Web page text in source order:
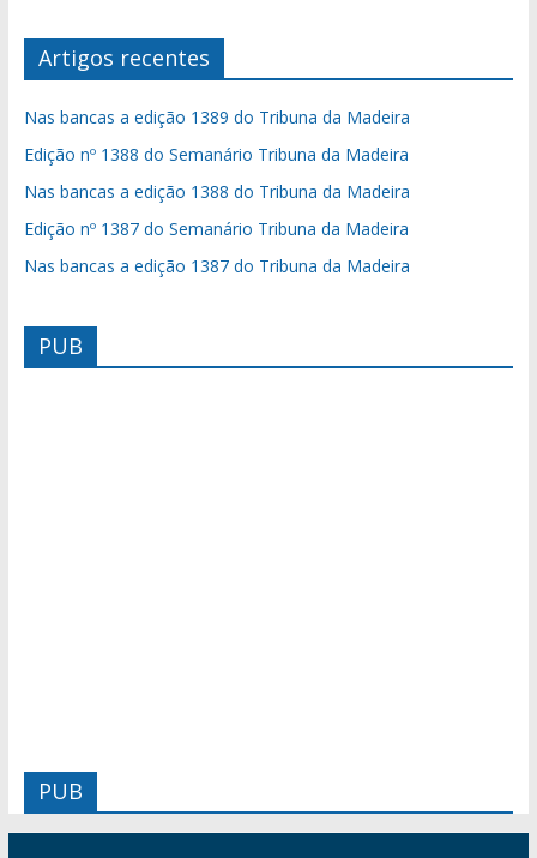
Artigos recentes
Nas bancas a edição 1389 do Tribuna da Madeira
Edição nº 1388 do Semanário Tribuna da Madeira
Nas bancas a edição 1388 do Tribuna da Madeira
Edição nº 1387 do Semanário Tribuna da Madeira
Nas bancas a edição 1387 do Tribuna da Madeira
PUB
PUB